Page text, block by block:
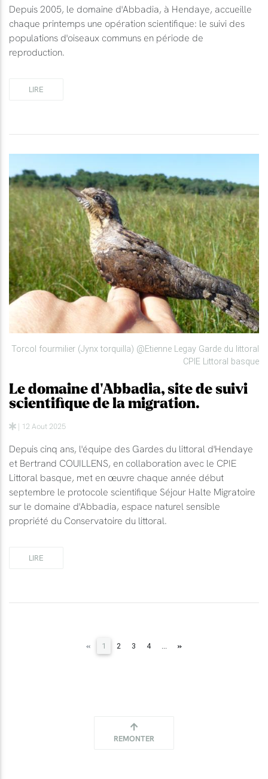
Depuis 2005, le domaine d'Abbadia, à Hendaye, accueille
chaque printemps une opération scientifique: le suivi des
populations d'oiseaux communs en période de
reproduction.
LIRE
Torcol fourmilier (Jynx torquilla) @Etienne Legay Garde du littoral
CPIE Littoral basque
Le domaine d'Abbadia, site de suivi
scientifique de la migration.
| 12 Aout 2025
Depuis cinq ans, l'équipe des Gardes du littoral d'Hendaye
et Bertrand COUILLENS, en collaboration avec le CPIE
Littoral basque, met en œuvre chaque année début
septembre le protocole scientifique Séjour Halte Migratoire
sur le domaine d'Abbadia, espace naturel sensible
propriété du Conservatoire du littoral.
LIRE
« 1 (current)
2 3 4 »
REMONTER